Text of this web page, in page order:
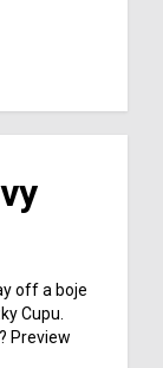
off a boje
Cupu.
Preview